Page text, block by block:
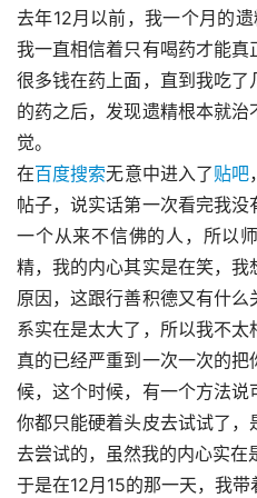
去年12月以前，我一个月的
我一直相信着只有喝药才能
很多钱在药上面，直到我吃
的药之后，发现遗精根本就
觉。
在百度搜索无意中进入了贴吧
帖子，说实话第一次看完我
一个从来不信佛的人，所以
精，我的内心其实是在笑，
原因，这跟行善积德又有什
系实在是太大了，所以我不
真的已经严重到一次一次的
候，这个时候，有一个方法说
你都只能硬着头皮去试试了
去尝试的，虽然我的内心实在
于是在12月15的那一天，我